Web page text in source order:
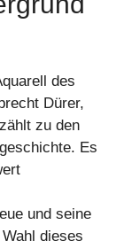
des
Dürer,
zu den
Es
und seine
dieses